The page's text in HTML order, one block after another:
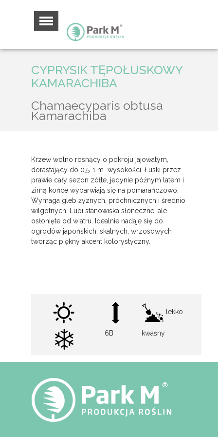
CYPRYSIK TĘPOŁUSKOWY
KAMARACHIBA
Chamaecyparis obtusa
Kamarachiba
Krzew wolno rosnący o pokroju jajowatym,
dorastający do 0,5-1 m wysokości. Łuski przez
prawie cały sezon zółte, jedynie późnym latem i
zimą końce wybarwiają się na pomarańczowo.
Wymaga gleb żyznych, próchnicznych i średnio
wilgotnych. Lubi stanowiska słoneczne, ale
osłonięte od wiatru. Idealnie nadaje się do
ogrodów japońskich, skalnych, wrzosowych
tworząc piękny akcent kolorystyczny.
6B
lekko
kwaśny